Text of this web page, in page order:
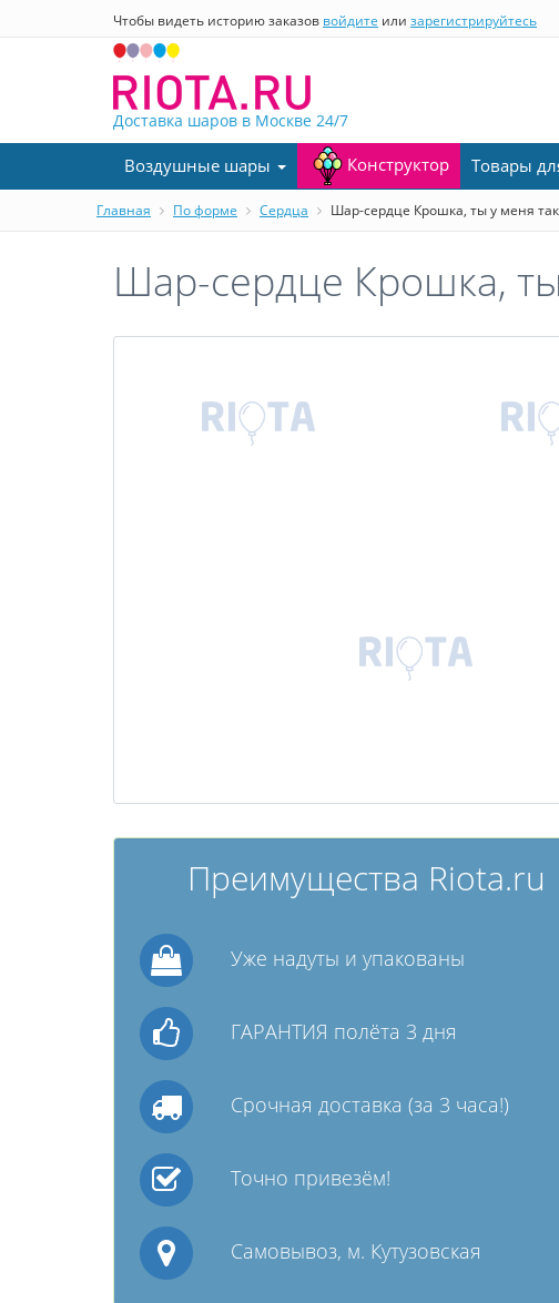
Чтобы видеть историю заказов войдите или зарегистрируйтесь
Доставка шаров в Москве 24/7
Воздушные шары Конструктор Товары
Главная По форме Сердца Шар-сердце Крошка, ты у меня
Шар-сердце Крошка,
Преимущества Riota.ru
Уже надуты и упакованы
ГАРАНТИЯ полёта 3 дня
Срочная доставка (за 3 часа!)
Точно привезём!
Самовывоз, м. Кутузовская